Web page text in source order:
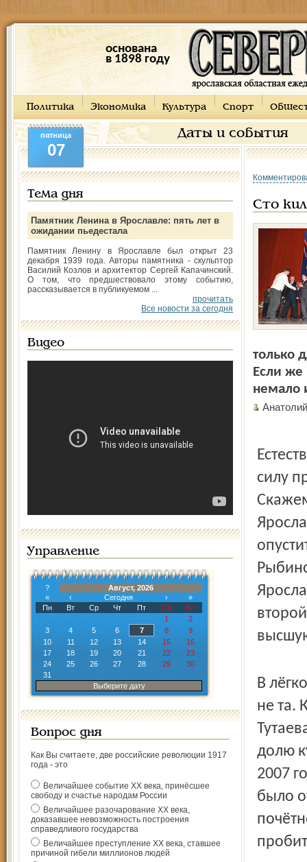
основана
в 1898 году
Политика Экономика Культура Спорт
Даты и события
пятница
07
Тема дня
Памятник Ленина в Ярославле: пять лет в
ожидании пьедестала
Памятник Ленину в Ярославле был открыт 23
декабря 1939 года. Авторы памятника - скульптор
Василий Козлов и архитектор Сергей Капачинский.
О том, что предшествовало этому событию,
рассказывается в публикуемом ...
прочитать
Все новости за сегодня
Видео
Управление
?
Август, 2026
«
‹ Сегодня ›
»
Пн
Вт Ср Чт Пт Сб
Вс
1
2
3
4 5 6 7 8
9
10
11 12 13 14 15
16
17
18 19 20 21 22
23
24
25 26 27 28 29
30
31
Выберите дату
Вопрос дня
Как Вы считаете, две российские революции 1917
года - это
Величайшее событие ХХ века, принёсшее
свободу и счастье народам России
Величайшее разочарование ХХ века,
доказавшее невозможность построения
справедливого государства
Величайшее преступление ХХ века, ставшее
причиной гибели миллионов людей
Сто
только
Если же
немало
силу
В
не та.
долю
2007
было